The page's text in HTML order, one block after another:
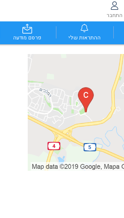
התחבר
ההתראות שלי פרסם מודעה